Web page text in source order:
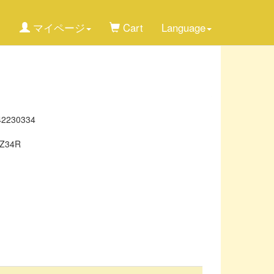
マイページ Cart Language